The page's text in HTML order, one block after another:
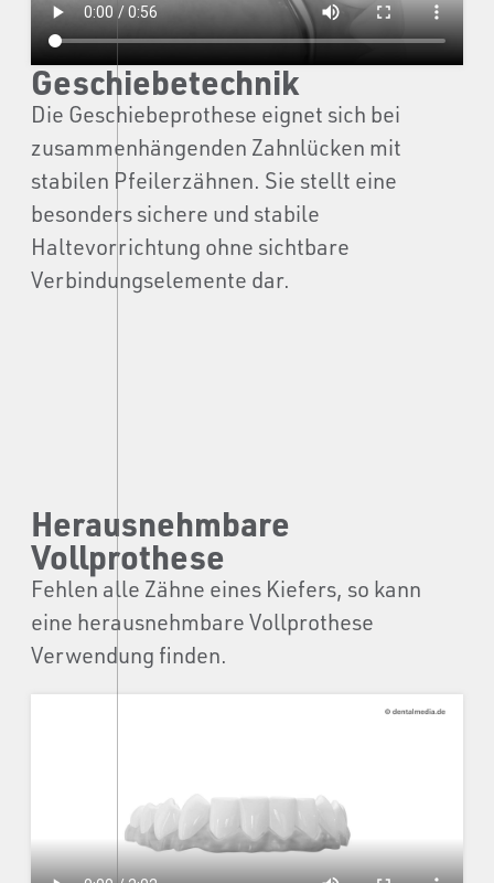
Geschiebetechnik
Die Geschiebeprothese eignet sich bei
zusammenhängenden Zahnlücken mit
stabilen Pfeilerzähnen. Sie stellt eine
besonders sichere und stabile
Haltevorrichtung ohne sichtbare
Verbindungselemente dar.
Herausnehmbare
Vollprothese
Fehlen alle Zähne eines Kiefers, so kann
eine herausnehmbare Vollprothese
Verwendung finden.